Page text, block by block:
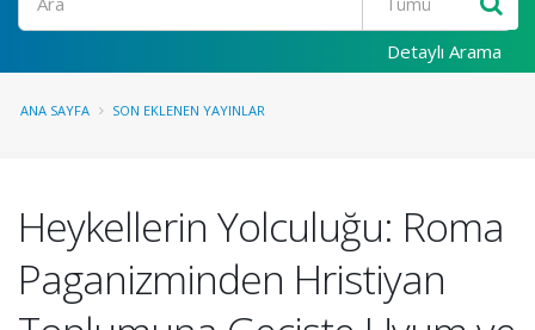
Detaylı Arama
ANA SAYFA SON EKLENEN YAYINLAR
Heykellerin Yolculuğu: Roma
Paganizminden Hristiyan